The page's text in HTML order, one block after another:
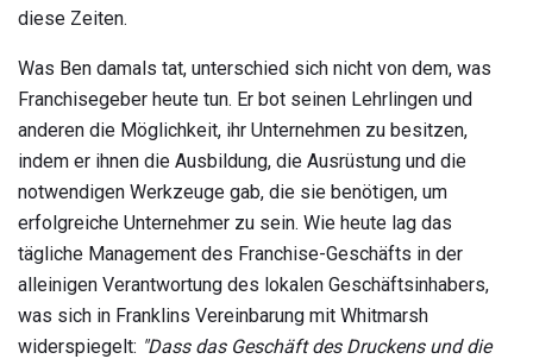
diese Zeiten.
Was Ben damals tat, unterschied sich nicht von dem, was
Franchisegeber heute tun. Er bot seinen Lehrlingen und
anderen die Möglichkeit, ihr Unternehmen zu besitzen,
indem er ihnen die Ausbildung, die Ausrüstung und die
notwendigen Werkzeuge gab, die sie benötigen, um
erfolgreiche Unternehmer zu sein. Wie heute lag das
tägliche Management des Franchise-Geschäfts in der
alleinigen Verantwortung des lokalen Geschäftsinhabers,
was sich in Franklins Vereinbarung mit Whitmarsh
widerspiegelt: "Dass das Geschäft des Druckens und die